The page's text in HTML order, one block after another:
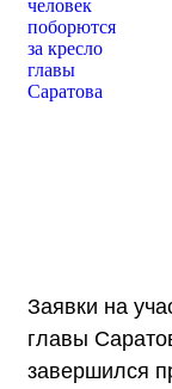
Заявки на
главы
завершился